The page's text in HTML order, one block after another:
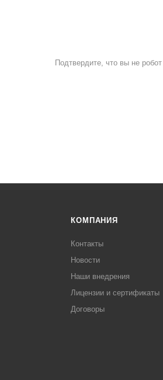
Подтвердите, что вы не робот
КОМПАНИЯ
Контакты
Новости
Наши внедрения
Лицензии и сертификаты
Договоры